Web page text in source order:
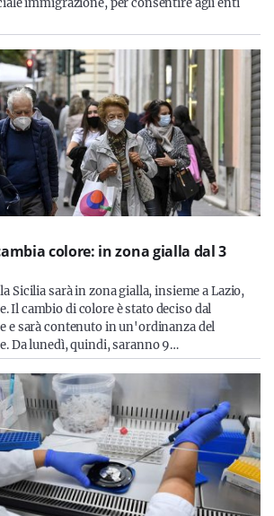
immigrazione, per consentire agli enti
colore: in zona gialla dal 3
Sicilia sarà in zona gialla, insieme a Lazio,
Il cambio di colore è stato deciso dal
e sarà contenuto in un'ordinanza del
Da lunedì, quindi, saranno 9…